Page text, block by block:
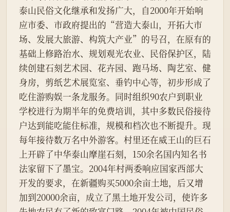
泰山民俗文化继承和发扬广大，自2000年开始响
应市委、市政府提出的“营造大泰山，开拓大市
场、发展大旅游、构筑大产业”的号召，在原有的
基础上修路治水、规划观光农业、民俗保护区，陆
续创建石刻艺术园、花卉园、跑马场、陶艺室、健
身房，剪纸艺术展览室、垂钓中心等，初步形成了
吃住游购娱一条龙服务。同时组织90农户到职业
学校进行为期半年的免费培训，其中多数民俗接待
户达到能吃能住标准，规模和档次也不断提升。现
每年接待数万名中外游客。村里还在威王山的巨石
上开辟了中华泰山摩崖石刻，150余名国内知名书
法家留下了墨宝。2004年村两委响应国家西部大
开发的要求，在新疆购买5000余亩土地，后又增
加到20000余亩，成立了黑土地开发公司，使许多